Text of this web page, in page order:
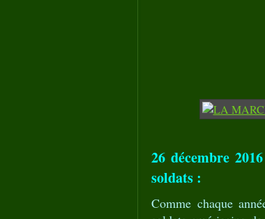
26 décembre
soldats :
Comme chaque